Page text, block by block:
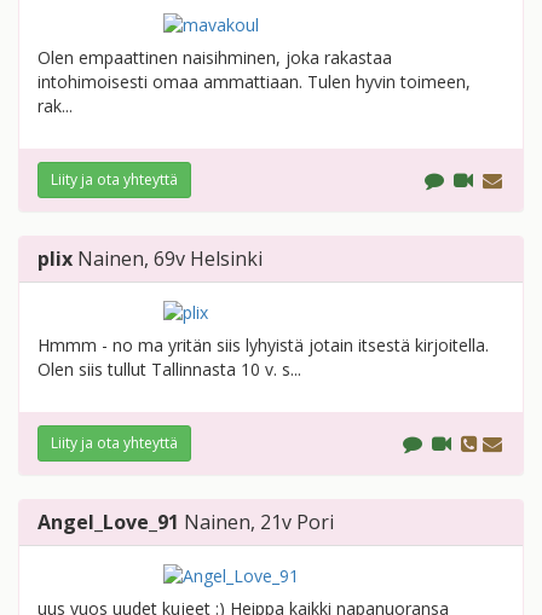
Olen empaattinen naisihminen, joka rakastaa
intohimoisesti omaa ammattiaan. Tulen hyvin toimeen,
rak...
Liity ja ota yhteyttä
plix Nainen, 69v Helsinki
Hmmm - no ma yritän siis lyhyistä jotain itsestä kirjoitella.
Olen siis tullut Tallinnasta 10 v. s...
Liity ja ota yhteyttä
Angel_Love_91 Nainen, 21v Pori
uus vuos uudet kujeet :) Heippa kaikki napanuoransa